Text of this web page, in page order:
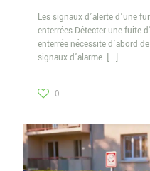
Les signaux d’alerte d’une
enterrées Détecter une fuite
enterrée nécessite d’abord
signaux d’alarme. […]
0